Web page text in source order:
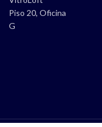
Piso 20, Oficina
G